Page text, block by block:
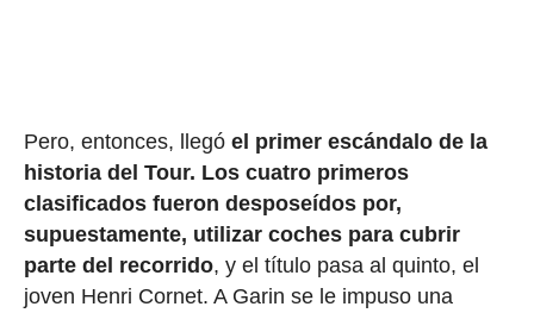
Pero, entonces, llegó el primer escándalo de la
historia del Tour. Los cuatro primeros
clasificados fueron desposeídos por,
supuestamente, utilizar coches para cubrir
parte del recorrido, y el título pasa al quinto, el
joven Henri Cornet. A Garin se le impuso una